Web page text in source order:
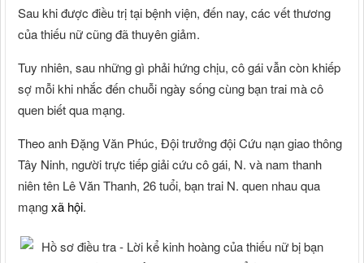
Sau khi được điều trị tại bệnh viện, đến nay, các vết thương
của thiếu nữ cũng đã thuyên giảm.
Tuy nhiên, sau những gì phải hứng chịu, cô gái vẫn còn khiếp
sợ mỗi khi nhắc đến chuỗi ngày sống cùng bạn trai mà cô
quen biết qua mạng.
Theo anh Đặng Văn Phúc, Đội trưởng đội Cứu nạn giao thông
Tây Ninh, người trực tiếp giải cứu cô gái, N. và nam thanh
niên tên Lê Văn Thanh, 26 tuổi, bạn trai N. quen nhau qua
mạngxã hội.